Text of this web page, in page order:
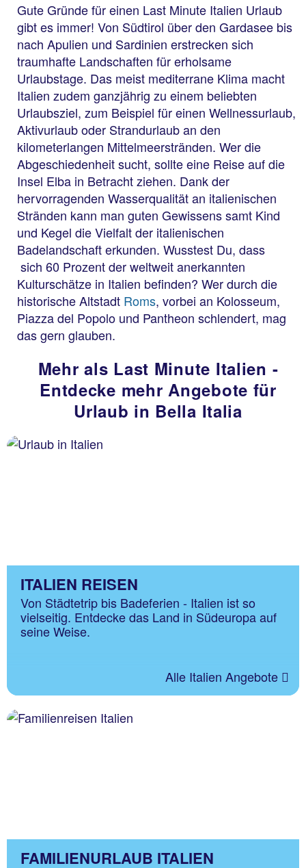
Gute Gründe für einen Last Minute Italien Urlaub
gibt es immer! Von Südtirol über den Gardasee bis
nach Apulien und Sardinien erstrecken sich
traumhafte Landschaften für erholsame
Urlaubstage. Das meist mediterrane Klima macht
Italien zudem ganzjährig zu einem beliebten
Urlaubsziel, zum Beispiel für einen Wellnessurlaub,
Aktivurlaub oder Strandurlaub an den
kilometerlangen Mittelmeerstränden. Wer die
Abgeschiedenheit sucht, sollte eine Reise auf die
Insel Elba in Betracht ziehen. Dank der
hervorragenden Wasserqualität an italienischen
Stränden kann man guten Gewissens samt Kind
und Kegel die Vielfalt der italienischen
Badelandschaft erkunden. Wusstest Du, dass
sich 60 Prozent der weltweit anerkannten
Kulturschätze in Italien befinden? Wer durch die
historische Altstadt Roms, vorbei an Kolosseum,
Piazza del Popolo und Pantheon schlendert, mag
das gern glauben.
Mehr als Last Minute Italien -
Entdecke mehr Angebote für
Urlaub in Bella Italia
ITALIEN REISEN
Von Städtetrip bis Badeferien - Italien ist so
vielseitig. Entdecke das Land in Südeuropa auf
seine Weise.
Alle Italien Angebote
FAMILIENURLAUB ITALIEN